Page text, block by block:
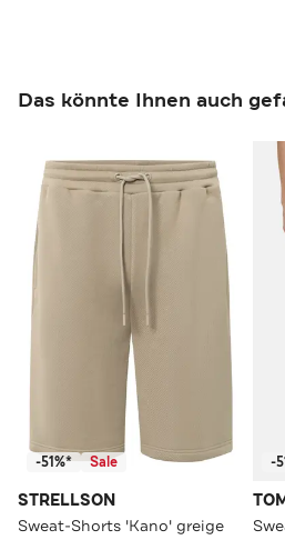
Das könnte Ihnen auch
-51%* Sale
STRELLSON
Sweat-Shorts 'Kano' greige
-